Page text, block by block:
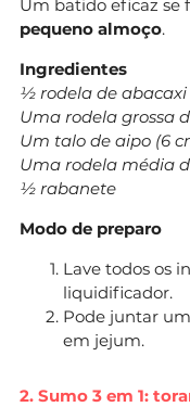
Um batido eficaz se
pequeno almoço.
Ingredientes
½ rodela de abacaxi
Uma rodela grossa
Um talo de aipo (6
Uma rodela média
½ rabanete
Modo de preparo
Lave todos os
liquidificador.
Pode juntar
em jejum.
2. Sumo 3 em 1: